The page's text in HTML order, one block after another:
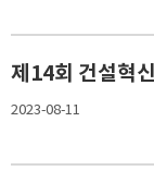
제14회 건설혁
2023-08-11